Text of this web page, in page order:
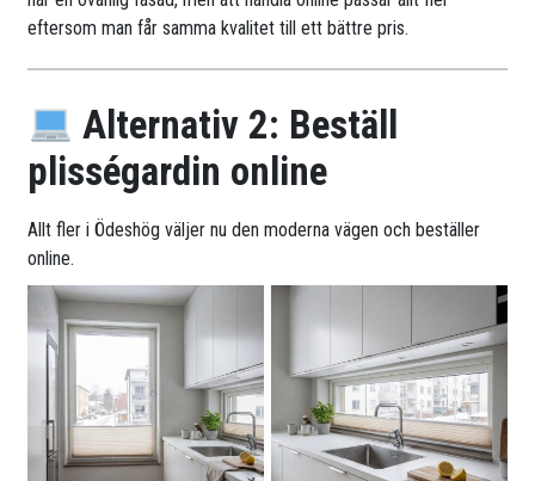
eftersom man får samma kvalitet till ett bättre pris.
Alternativ 2: Beställ
plisségardin online
Allt fler i Ödeshög väljer nu den moderna vägen och beställer
online.